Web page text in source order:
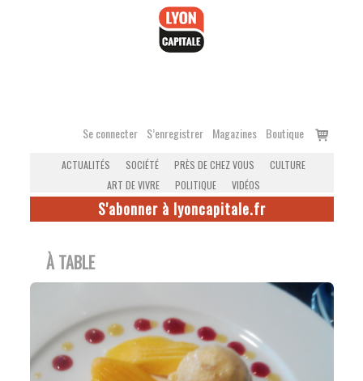
Se connecter S’enregistrer Magazines Boutique
Voir
ACTUALITÉS SOCIÉTÉ PRÈS DE CHEZ VOUS
CULTURE
ART DE VIVRE
POLITIQUE VIDÉOS
S'abonner à lyoncapitale.fr
À TABLE